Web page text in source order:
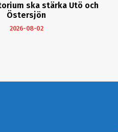
ska stärka Utö och
Östersjön
2026-08-02